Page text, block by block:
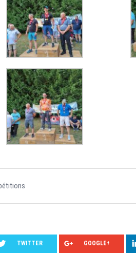
TWITTER GOOGLE+